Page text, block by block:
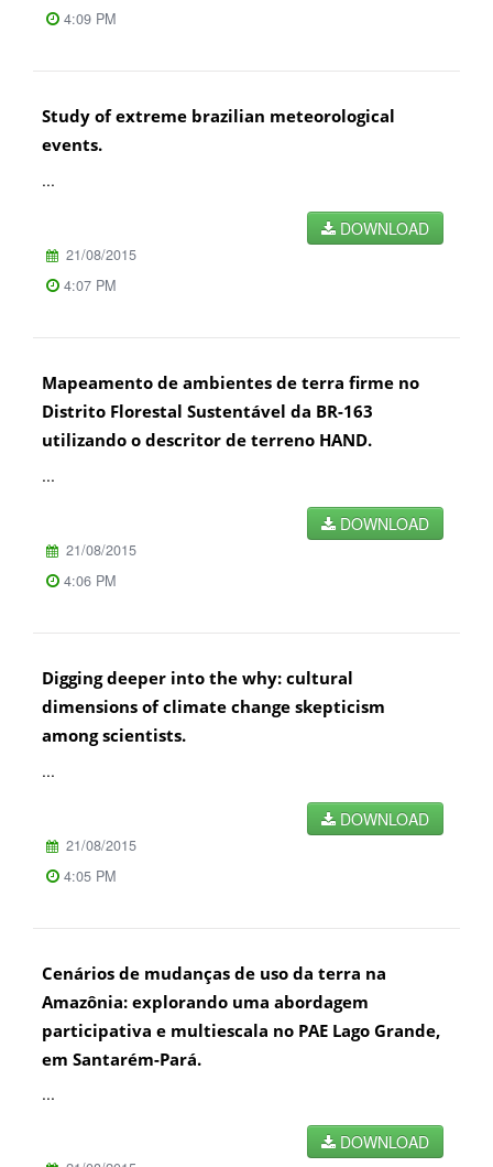
4:09 PM
Study of extreme brazilian meteorological
events.
...
DOWNLOAD
21/08/2015
4:07 PM
Mapeamento de ambientes de terra firme no
Distrito Florestal Sustentável da BR-163
utilizando o descritor de terreno HAND.
...
DOWNLOAD
21/08/2015
4:06 PM
Digging deeper into the why: cultural
dimensions of climate change skepticism
among scientists.
...
DOWNLOAD
21/08/2015
4:05 PM
Cenários de mudanças de uso da terra na
Amazônia: explorando uma abordagem
participativa e multiescala no PAE Lago Grande,
em Santarém-Pará.
...
DOWNLOAD